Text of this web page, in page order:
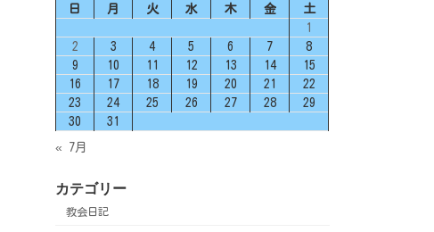
日
月 火 水 木 金
土
1
2
3 4 5 6 7
8
9
10 11 12 13 14
15
16
17 18 19 20 21
22
23
24 25 26 27 28
29
30
31
« 7月
カテゴリー
教会日記